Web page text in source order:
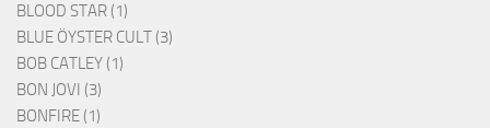
BLOOD STAR (1)
BLUE ÖYSTER CULT (3)
BOB CATLEY (1)
BON JOVI (3)
BONFIRE (1)